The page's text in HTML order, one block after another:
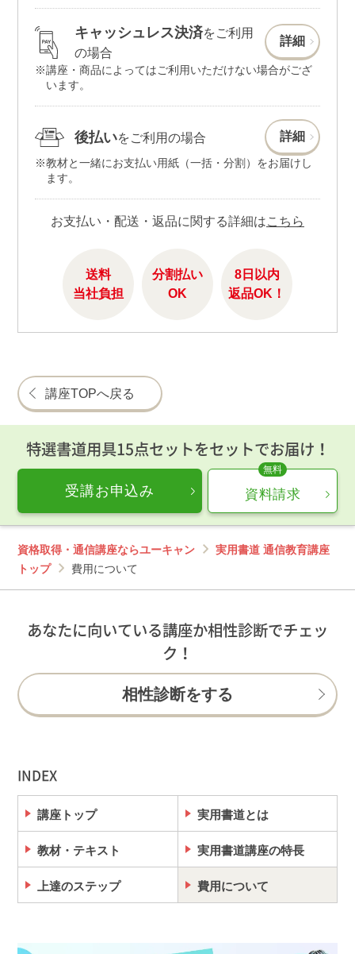
キャッシュレス決済をご利用
の場合
詳細
講座・商品によってはご利用いただけない場合がござ
います。
後払いをご利用の場合 詳細
教材と一緒にお支払い用紙（一括・分割）をお届けし
ます。
お支払い・配送・返品に関する詳細はこちら
送料
当社負担
分割払い
OK
8日以内
返品OK！
講座TOPへ戻る
特選書道用具15点セットをセットでお届け！
受講お申込み 資料請求
資格取得・通信講座ならユーキャン
実用書道 通信教育講座
トップ
費用について
あなたに向いている講座か相性診断でチェッ
ク！
相性診断をする
INDEX
講座トップ 実用書道とは
教材・テキスト 実用書道講座の特長
上達のステップ 費用について